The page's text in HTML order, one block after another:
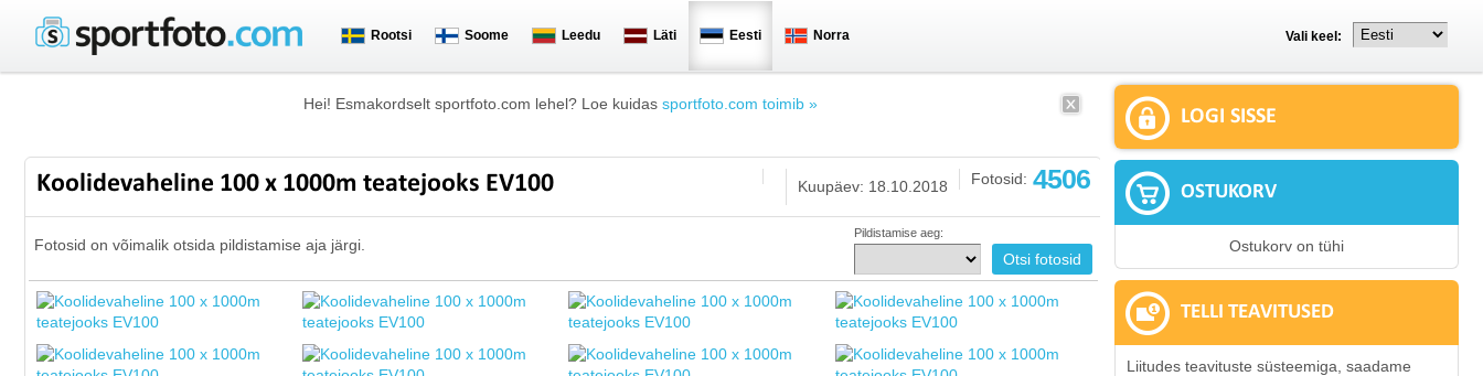
Rootsi Soome Leedu Läti Eesti Norra Vali keel:
Hei! Esmakordselt sportfoto.com lehel? Loe kuidas sportfoto.com toimib »
Koolidevaheline 100 x 1000m teatejooks EV100 Fotosid: 4506
Kuupäev: 18.10.2018
Fotosid on võimalik otsida pildistamise aja järgi.
Pildistamise aeg:
LOGI SISSE
OSTUKORV
Ostukorv on tühi
TELLI TEAVITUSED
Liitudes teavituste süsteemiga, saadame